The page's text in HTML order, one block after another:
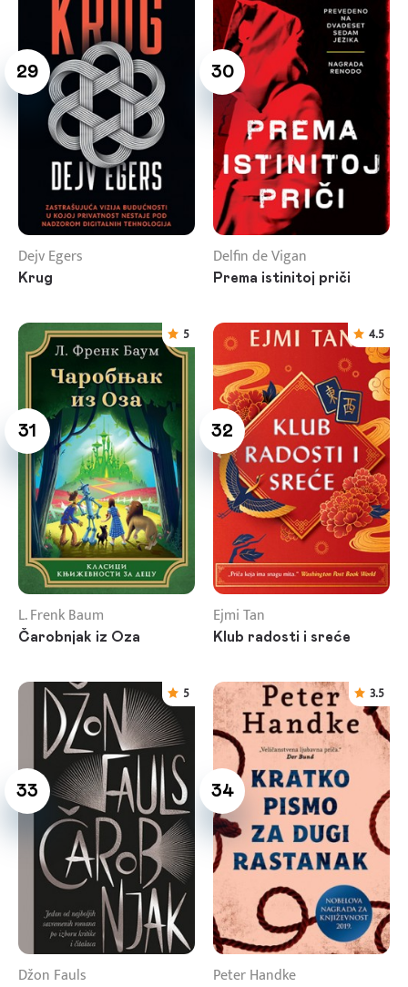
29
Dejv Egers
Krug
30
Delfin de Vigan
Prema istinitoj priči
31
5
L. Frenk Baum
Čarobnjak iz Oza
32
4.5
Ejmi Tan
Klub radosti i sreće
33
5
Džon Fauls
34
3.5
Peter Handke